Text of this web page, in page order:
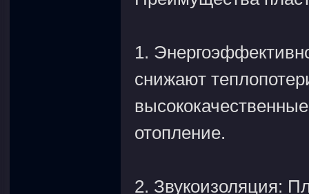
1.
снижают
отопление.
2. Звукоизоляция: